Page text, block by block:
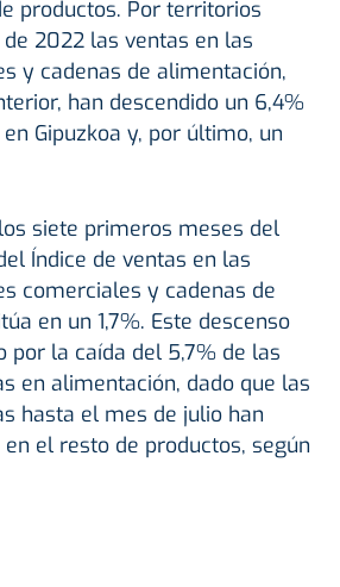
productos. Por territorios
2022 las ventas en las
y cadenas de alimentación,
han descendido un 6,4%
Gipuzkoa y, por último, un
siete primeros meses del
Índice de ventas en las
comerciales y cadenas de
en un 1,7%. Este descenso
por la caída del 5,7% de las
en alimentación, dado que las
hasta el mes de julio han
en el resto de productos, según